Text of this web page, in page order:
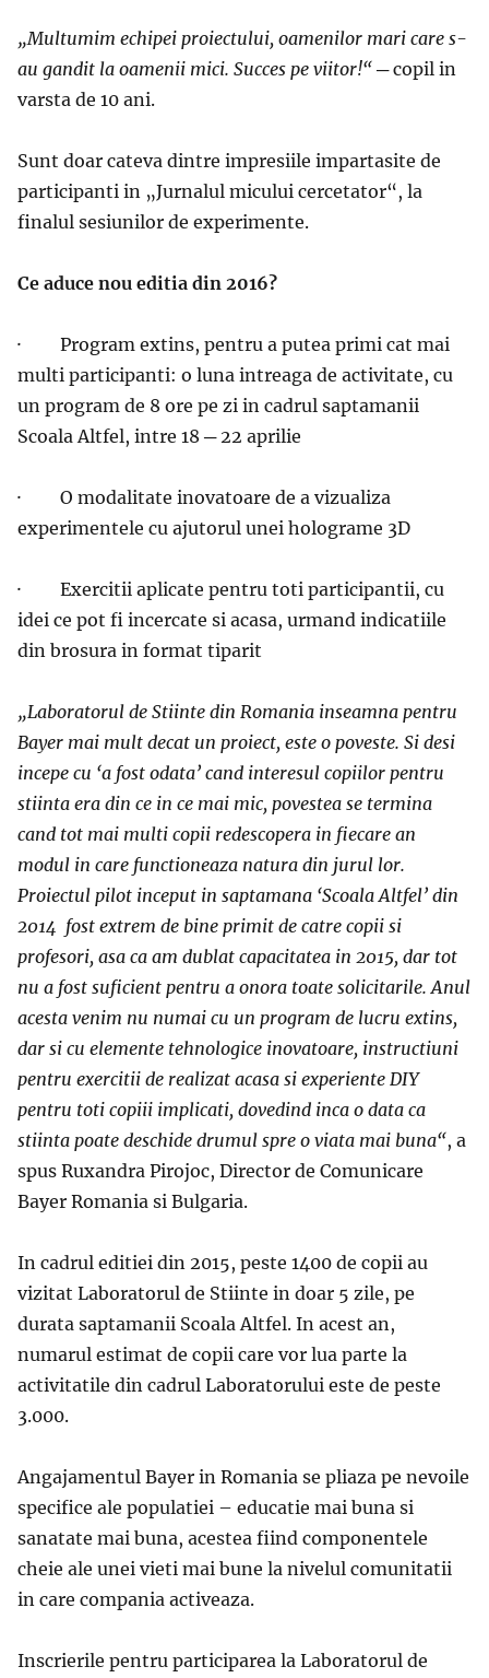
„Multumim echipei proiectului, oamenilor mari care s-
au gandit la oamenii mici. Succes pe viitor!“ ─copil in
varsta de 10 ani.
Sunt doar cateva dintre impresiile impartasite de
participanti in „Jurnalul micului cercetator“, la
finalul sesiunilor de experimente.
Ce aduce nou editia din 2016?
·
Program extins, pentru a putea primi cat mai
multi participanti: o luna intreaga de activitate, cu
un program de 8 ore pe zi in cadrul saptamanii
Scoala Altfel, intre 18 ─ 22 aprilie
·
O modalitate inovatoare de a vizualiza
experimentele cu ajutorul unei holograme 3D
·
Exercitii aplicate pentru toti participantii, cu
idei ce pot fi incercate si acasa, urmand indicatiile
din brosura in format tiparit
„Laboratorul de Stiinte din Romania inseamna pentru
Bayer mai mult decat un proiect, este o poveste. Si desi
incepe cu ‘a fost odata’ cand interesul copiilor pentru
stiinta era din ce in ce mai mic, povestea se termina
cand tot mai multi copii redescopera in fiecare an
modul in care functioneaza natura din jurul lor.
Proiectul pilot inceput in saptamana ‘Scoala Altfel’ din
2014 fost extrem de bine primit de catre copii si
profesori, asa ca am dublat capacitatea in 2015, dar tot
nu a fost suficient pentru a onora toate solicitarile. Anul
acesta venim nu numai cu un program de lucru extins,
dar si cu elemente tehnologice inovatoare, instructiuni
pentru exercitii de realizat acasa si experiente DIY
pentru toti copiii implicati, dovedind inca o data ca
stiinta poate deschide drumul spre o viata mai buna“, a
spus Ruxandra Pirojoc, Director de Comunicare
Bayer Romania si Bulgaria.
In cadrul editiei din 2015, peste 1400 de copii au
vizitat Laboratorul de Stiinte in doar 5 zile, pe
durata saptamanii Scoala Altfel. In acest an,
numarul estimat de copii care vor lua parte la
activitatile din cadrul Laboratorului este de peste
3.000.
Angajamentul Bayer in Romania se pliaza pe nevoile
specifice ale populatiei – educatie mai buna si
sanatate mai buna, acestea fiind componentele
cheie ale unei vieti mai bune la nivelul comunitatii
in care compania activeaza.
Inscrierile pentru participarea la Laboratorul de